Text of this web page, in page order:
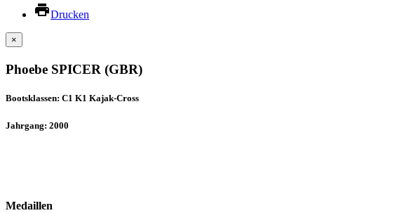
Drucken
×
Phoebe SPICER (GBR)
Bootsklassen: C1 K1 Kajak-Cross
Jahrgang: 2000
Medaillen